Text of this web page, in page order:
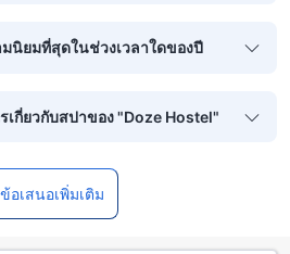
นิยมที่สุดในช่วงเวลาใดของปี
เกี่ยวกับสปาของ "Doze Hostel"
อเสนอเพิ่มเติม